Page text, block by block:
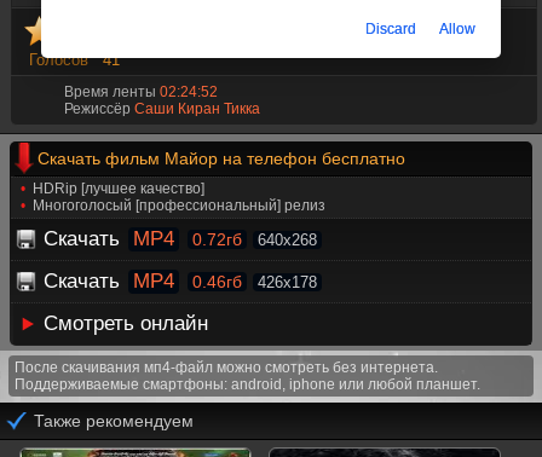
Голосов 41
Время ленты 02:24:52
Режиссёр Саши Киран Тикка
Скачать фильм Майор на телефон бесплатно
HDRip [лучшее качество]
Многоголосый [профессиональный] релиз
Скачать MP4 0.72гб 640x268
Скачать MP4 0.46гб 426x178
Смотреть онлайн
После скачивания мп4-файл можно смотреть без интернета.
Поддерживаемые смартфоны: android, iphone или любой планшет.
Также рекомендуем
Discard Allow